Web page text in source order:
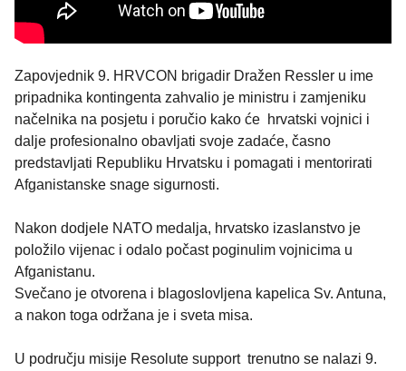
Zapovjednik 9. HRVCON brigadir Dražen Ressler u ime
pripadnika kontingenta zahvalio je ministru i zamjeniku
načelnika na posjetu i poručio kako će hrvatski vojnici i
dalje profesionalno obavljati svoje zadaće, časno
predstavljati Republiku Hrvatsku i pomagati i mentorirati
Afganistanske snage sigurnosti.
Nakon dodjele NATO medalja, hrvatsko izaslanstvo je
položilo vijenac i odalo počast poginulim vojnicima u
Afganistanu.
Svečano je otvorena i blagoslovljena kapelica Sv. Antuna,
a nakon toga održana je i sveta misa.
U području misije Resolute support trenutno se nalazi 9.